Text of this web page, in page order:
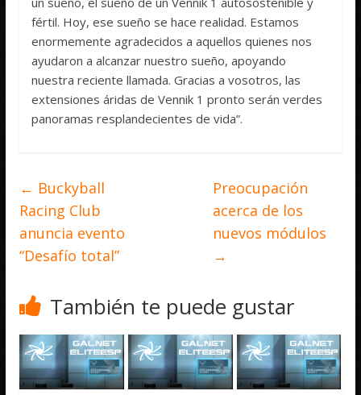
fértil. Hoy, ese sueño se hace realidad. Estamos
enormemente agradecidos a aquellos quienes nos
ayudaron a alcanzar nuestro sueño, apoyando
nuestra reciente llamada. Gracias a vosotros, las
extensiones áridas de Vennik 1 pronto serán verdes
panoramas resplandecientes de vida”.
← Buckyball
Racing Club
anuncia evento
“Desafío total”
Preocupación
acerca de los
nuevos módulos
→
También te puede gustar